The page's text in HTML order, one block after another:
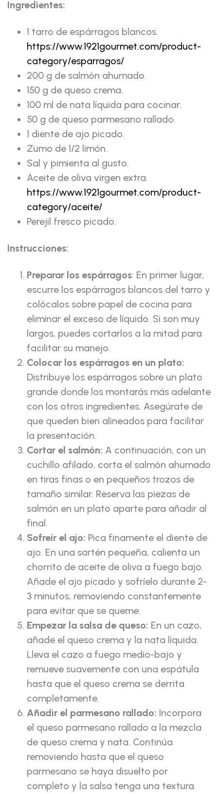
Ingredientes:
1 tarro de espárragos blancos.
https://www.1921gourmet.com/product-
category/esparragos/
200 g de salmón ahumado.
150 g de queso crema.
100 ml de nata líquida para cocinar.
50 g de queso parmesano rallado.
1 diente de ajo picado.
Zumo de 1/2 limón.
Sal y pimienta al gusto.
Aceite de oliva virgen extra.
https://www.1921gourmet.com/product-
category/aceite/
Perejil fresco picado.
Instrucciones:
Preparar los espárragos: En primer lugar,
escurre los espárragos blancos del tarro y
colócalos sobre papel de cocina para
eliminar el exceso de líquido. Si son muy
largos, puedes cortarlos a la mitad para
facilitar su manejo.
Colocar los espárragos en un plato:
Distribuye los espárragos sobre un plato
grande donde los montarás más adelante
con los otros ingredientes. Asegúrate de
que queden bien alineados para facilitar
la presentación.
Cortar el salmón: A continuación, con un
cuchillo afilado, corta el salmón ahumado
en tiras finas o en pequeños trozos de
tamaño similar. Reserva las piezas de
salmón en un plato aparte para añadir al
final.
Sofreír el ajo: Pica finamente el diente de
ajo. En una sartén pequeña, calienta un
chorrito de aceite de oliva a fuego bajo.
Añade el ajo picado y sofríelo durante 2-
3 minutos, removiendo constantemente
para evitar que se queme.
Empezar la salsa de queso: En un cazo,
añade el queso crema y la nata líquida.
Lleva el cazo a fuego medio-bajo y
remueve suavemente con una espátula
hasta que el queso crema se derrita
completamente.
Añadir el parmesano rallado: Incorpora
el queso parmesano rallado a la mezcla
de queso crema y nata. Continúa
removiendo hasta que el queso
parmesano se haya disuelto por
completo y la salsa tenga una textura